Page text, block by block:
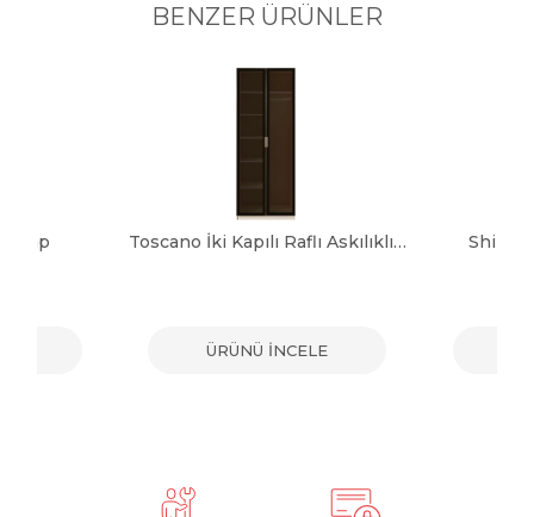
BENZER ÜRÜNLER
Toscano İki Kapılı Raflı Askılıklı Dolap
ÜRÜNÜ İNCELE
Shine